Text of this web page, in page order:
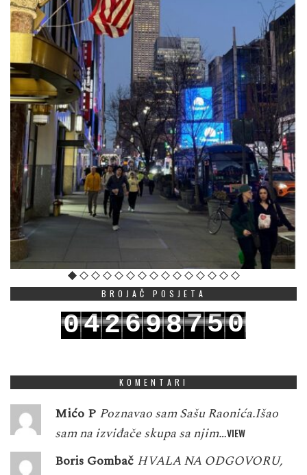
BROJAČ POSJETA
042698750
KOMENTARI
Mićo P Poznavao sam Sašu Raonića.Išao
sam na izviđače skupa sa njim…VIEW
Boris Gombač HVALA NA ODGOVORU,